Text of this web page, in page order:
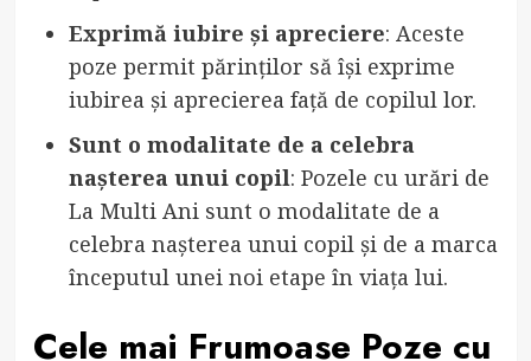
Exprimă iubire și apreciere: Aceste
poze permit părinților să își exprime
iubirea și aprecierea față de copilul lor.
Sunt o modalitate de a celebra
nașterea unui copil: Pozele cu urări de
La Multi Ani sunt o modalitate de a
celebra nașterea unui copil și de a marca
începutul unei noi etape în viața lui.
Cele mai Frumoase Poze cu